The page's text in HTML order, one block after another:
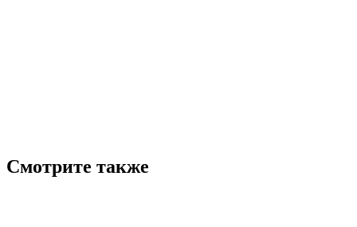
Смотрите также